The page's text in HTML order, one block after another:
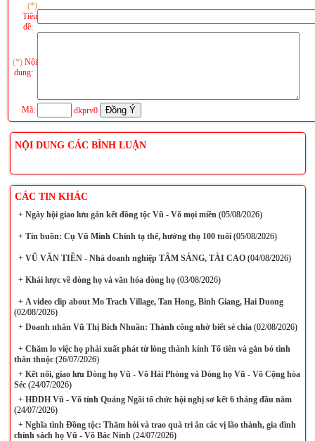
(*)
Tiêu
đề:
(*) Nội
dung:
Mã: dkprv0
NỘI DUNG CÁC BÌNH LUẬN
CÁC TIN KHÁC
+Ngày hội giao lưu gắn kết đồng tộc Vũ - Võ mọi miền(05/08/2026)
+Tin buồn: Cụ Vũ Minh Chính tạ thế, hưởng thọ 100 tuổi(05/08/2026)
+VŨ VĂN TIỀN - Nhà doanh nghiệp TÂM SÁNG, TÀI CAO(04/08/2026)
+Khái lược về dòng họ và văn hóa dòng họ(03/08/2026)
+A video clip about Mo Trach Village, Tan Hong, Binh Giang, Hai Duong
(02/08/2026)
+Doanh nhân Vũ Thị Bích Nhuần: Thành công nhờ biết sẻ chia(02/08/2026)
+Chăm lo việc họ phải xuất phát từ lòng thành kính Tổ tiên và gắn bó tình
thân thuộc(26/07/2026)
+Kết nối, giao lưu Dòng họ Vũ - Võ Hải Phòng và Dòng họ Vũ - Võ Cộng hòa
Séc(24/07/2026)
+HĐDH Vũ - Võ tỉnh Quảng Ngãi tổ chức hội nghị sơ kết 6 tháng đầu năm
(24/07/2026)
+Nghĩa tình Đồng tộc: Thăm hỏi và trao quà tri ân các vị lão thành, gia đình
chính sách họ Vũ - Võ Bắc Ninh(24/07/2026)